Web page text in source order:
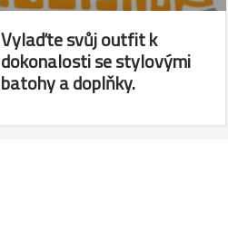
Vylaďte svůj outfit k
dokonalosti se stylovými
batohy a doplňky.